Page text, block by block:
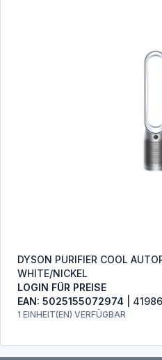
DYSON PURIFIER COOL
WHITE/NICKEL
LOGIN FÜR PREISE
EAN: 5025155072974 |
1 EINHEIT(EN) VERFÜGBAR